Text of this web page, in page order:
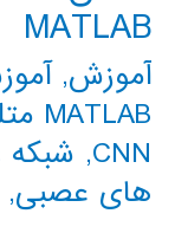
MATLAB
آموزش,
MATLAB متلب
CNN
, شبکه
های عصبی,